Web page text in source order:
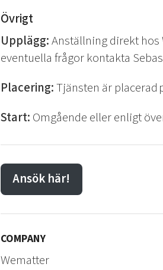
Övrigt
Upplägg:Anställning direkt
eventuella frågor kontakta
Placering:Tjänsten är
Start: Omgående eller enligt
Ansök här!
COMPANY
Wematter